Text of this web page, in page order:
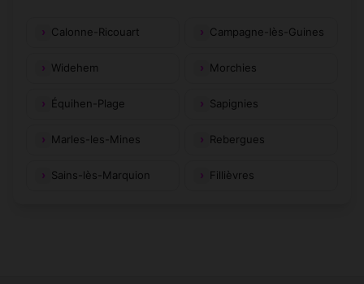
Calonne-Ricouart Campagne-lès-Guines
Widehem Morchies
Équihen-Plage Sapignies
Marles-les-Mines Rebergues
Sains-lès-Marquion Fillièvres